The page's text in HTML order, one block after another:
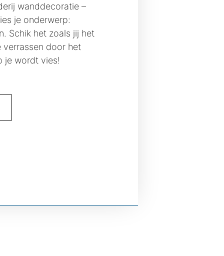
wanddecoratie –
je onderwerp:
Schik het zoals jij het
door het
je wordt vies!